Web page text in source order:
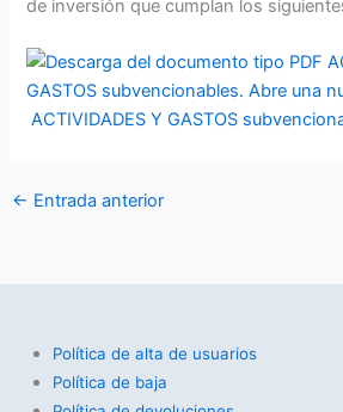
de inversión que cumplan los
ACTIVIDADES Y GASTOS
← Entrada anterior
Política de alta de usuarios
Política de baja